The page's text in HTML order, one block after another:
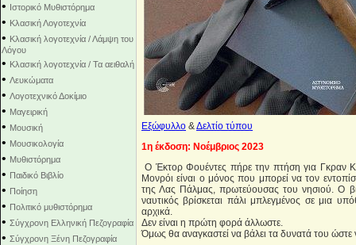
• Ιστορικό Μυθιστόρημα
• Κλασική Λογοτεχνία
• Κλασική λογοτεχνία / Λάμψη του
Λόγου
• Κλασική λογοτεχνία / Τα αειθαλή
• Λευκώματα
• Λογοτεχνικό Δοκίμιο
• Μαγειρική
• Μουσική
• Μουσικολογία
• Μυθιστόρημα
• Παιδικό Βιβλίο
• Ποίηση
• Πολιτικό μυθιστόρημα
• Σύγχρονη Ελληνική Πεζογραφία
• Σύγχρονη Ξένη Πεζογραφία
Eξώφυλλο &Δελτίο τύπου
1η έκδοση: Nοέμβριος 2023
Ο Έκτορ Φουέντες πήρε την πτήση για Γκραν
Μονρόι είναι ο μόνος που μπορεί να τον
της Λας Πάλμας, πρωτεύουσας του νησιού. Ο
ναυτικός βρίσκεται πάλι μπλεγμένος σε μια
αρχικά.
Δεν είναι η πρώτη φορά άλλωστε.
Όμως θα αναγκαστεί να βάλει τα δυνατά του ώστε